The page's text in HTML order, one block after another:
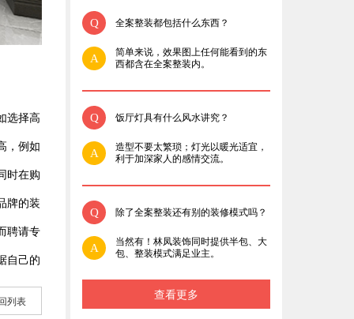
选择高
，例如
时在购
牌的装
聘请专
自己的
列表
Q 全案整装都包括什么东西？
A
简单来说，效果图上任何能看到的东
西都含在全案整装内。
Q 饭厅灯具有什么风水讲究？
A
造型不要太繁琐；灯光以暖光适宜，
利于加深家人的感情交流。
Q 除了全案整装还有别的装修模式吗？
A
当然有！林凤装饰同时提供半包、大
包、整装模式满足业主。
查看更多